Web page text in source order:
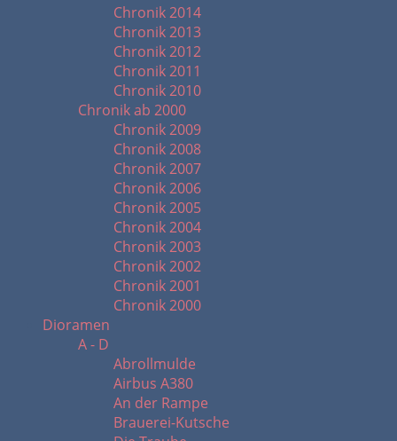
Chronik 2014
Chronik 2013
Chronik 2012
Chronik 2011
Chronik 2010
Chronik ab 2000
Chronik 2009
Chronik 2008
Chronik 2007
Chronik 2006
Chronik 2005
Chronik 2004
Chronik 2003
Chronik 2002
Chronik 2001
Chronik 2000
Dioramen
A - D
Abrollmulde
Airbus A380
An der Rampe
Brauerei-Kutsche